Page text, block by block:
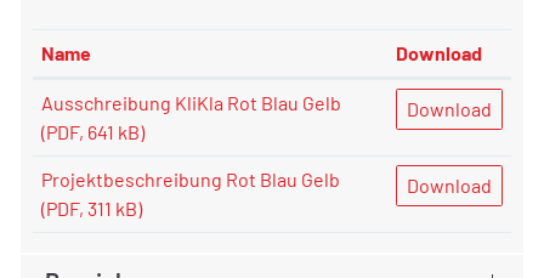
Name Download
Ausschreibung KliKla Rot Blau Gelb
(PDF, 641 kB)
Download
Projektbeschreibung Rot Blau Gelb
(PDF, 311 kB)
Download